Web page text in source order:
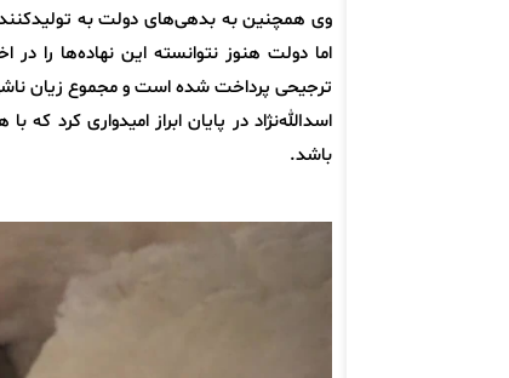
وی همچنین به بدهی‌های دولت به
ترجیحی پرداخت شده است و مجموع زیان ناشی از آن بیش از
اسدالله‌نژاد در پایان ابراز امیدواری کرد
باشد.